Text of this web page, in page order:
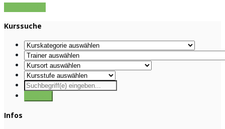
Kurssuche
Infos